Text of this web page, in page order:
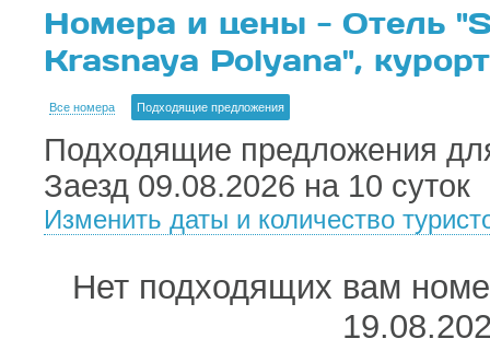
Номера и цены - Отель
Krasnaya Polyana",
Все номера Подходящие предложения
Подходящие предложения
Заезд 09.08.2026 на 10 суток
Изменить даты и количество
Нет подходящих вам